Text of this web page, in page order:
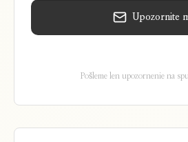
Upozornite
Pošleme len upozornenie na